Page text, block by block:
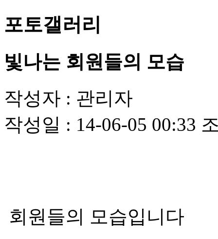
포토갤러리
빛나는 회원들의 모습
작성자 : 관리자
작성일 : 14-06-05 00:33
회원들의 모습입니다